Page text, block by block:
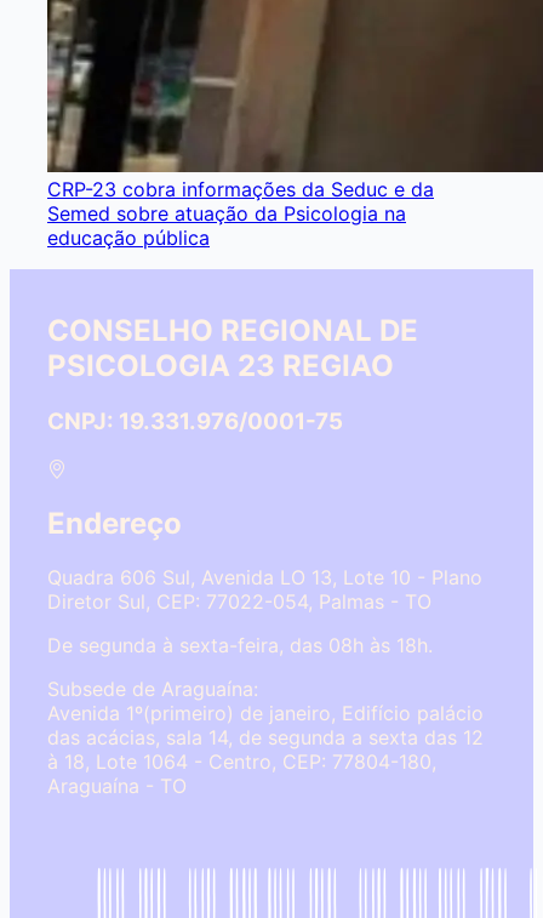
CRP-23 cobra informações da Seduc e da
Semed sobre atuação da Psicologia na
educação pública
CONSELHO REGIONAL DE
PSICOLOGIA 23 REGIAO
CNPJ: 19.331.976/0001-75
Endereço
Quadra 606 Sul, Avenida LO 13, Lote 10 - Plano
Diretor Sul, CEP: 77022-054, Palmas - TO
De segunda à sexta-feira, das 08h às 18h.
Subsede de Araguaína:
Avenida 1º(primeiro) de janeiro, Edifício palácio
das acácias, sala 14, de segunda a sexta das 12
à 18, Lote 1064 - Centro, CEP: 77804-180,
Araguaína - TO